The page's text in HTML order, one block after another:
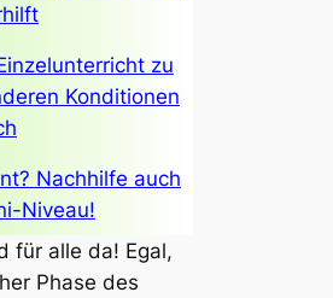
zu
Konditionen
Nachhilfe auch
Niveau!
für alle da! Egal,
Phase des